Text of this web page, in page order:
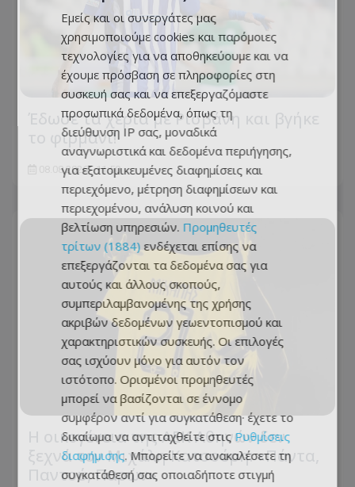
Έδωσε τα χέρια με Ρισβάνη και βγήκε
το φιρμάνι!
08.08.2026 - 11:50
Η οικογένεια της ΑΕΚ Αθηνών δεν
ξεχνά τον Μιχάλη Κατσούρη: «Πάντα,
Παντού, Παρών»
Εμείς και οι συνεργάτες μας
χρησιμοποιούμε cookies και παρόμοιες
τεχνολογίες για να αποθηκεύουμε και να
έχουμε πρόσβαση σε πληροφορίες στη
συσκευή σας και να επεξεργαζόμαστε
προσωπικά δεδομένα, όπως τη
διεύθυνση IP σας, μοναδικά
αναγνωριστικά και δεδομένα περιήγησης,
για εξατομικευμένες διαφημίσεις και
περιεχόμενο, μέτρηση διαφημίσεων και
περιεχομένου, ανάλυση κοινού και
βελτίωση υπηρεσιών. Προμηθευτές
τρίτων (1884) ενδέχεται επίσης να
επεξεργάζονται τα δεδομένα σας για
αυτούς και άλλους σκοπούς,
συμπεριλαμβανομένης της χρήσης
ακριβών δεδομένων γεωεντοπισμού και
χαρακτηριστικών συσκευής. Οι επιλογές
σας ισχύουν μόνο για αυτόν τον
ιστότοπο. Ορισμένοι προμηθευτές
μπορεί να βασίζονται σε έννομο
συμφέρον αντί για συγκατάθεση· έχετε το
δικαίωμα να αντιταχθείτε στις Ρυθμίσεις
διαφήμισης. Μπορείτε να ανακαλέσετε τη
συγκατάθεσή σας οποιαδήποτε στιγμή